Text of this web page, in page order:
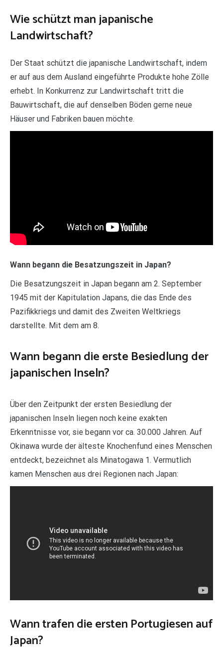
Wie schützt man japanische
Landwirtschaft?
Der Staat schützt die japanische Landwirtschaft, indem
er auf aus dem Ausland eingeführte Produkte hohe Zölle
erhebt. In Konkurrenz zur Landwirtschaft tritt die
Bauwirtschaft, die auf denselben Böden gerne neue
Häuser und Fabriken bauen möchte.
Wann begann die Besatzungszeit in Japan?
Die Besatzungszeit in Japan begann am 2. September
1945 mit der Kapitulation Japans, die das Ende des
Pazifikkriegs und damit des Zweiten Weltkriegs
darstellte. Mit dem am 8.
Wann begann die erste Besiedlung der
japanischen Inseln?
Über den Zeitpunkt der ersten Besiedlung der
japanischen Inseln liegen noch keine exakten
Erkenntnisse vor, sie begann vor ca. 30.000 Jahren. Auf
Okinawa wurde der älteste Knochenfund eines Menschen
entdeckt, bezeichnet als Minatogawa 1. Vermutlich
kamen Menschen aus drei Regionen nach Japan:
Wann trafen die ersten Portugiesen auf
Japan?